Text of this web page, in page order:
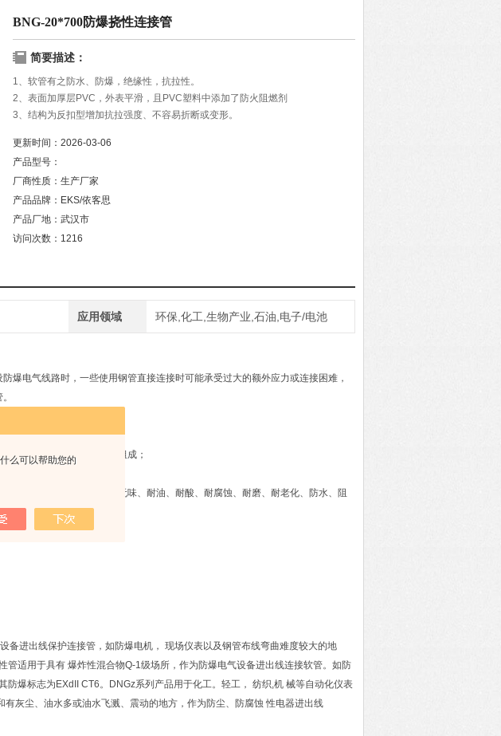
么可以帮助您的
BNG-20*700防爆挠性连接管
简要描述：
1、软管有之防水、防爆，绝缘性，抗拉性。
2、表面加厚层PVC，外表平滑，且PVC塑料中添加了防火阻燃剂
3、结构为反扣型增加抗拉强度、不容易折断或变形。
更新时间： 2026-03-06
产品型号：
厂商性质： 生产厂家
产品品牌： EKS/依客思
产品厂地： 武汉市
访问次数： 1216
应用领域 环保,化工,生物产业,石油,电子/电池
爆电气线路时，一些使用钢管直接连接时可能承受过大的额外应力或连接困难，
波纹管外包不锈钢网管等组成；
加强的橡胶管等组成；
PVC管等组成。具有无毒无味、耐油、耐酸、耐腐蚀、耐磨、耐老化、防水、阻
规格、长度等。
备进出线保护连接管，如防爆电机， 现场仪表以及钢管布线弯曲难度较大的地
管适用于具有 爆炸性混合物Q-1级场所，作为防爆电气设备进出线连接软管。如防
防爆标志为EXdII CT6。DNGz系列产品用于化工。轻工， 纺织,机 械等自动化仪表
灰尘、油水多或油水飞溅、震动的地方，作为防尘、防腐蚀 性电器进出线